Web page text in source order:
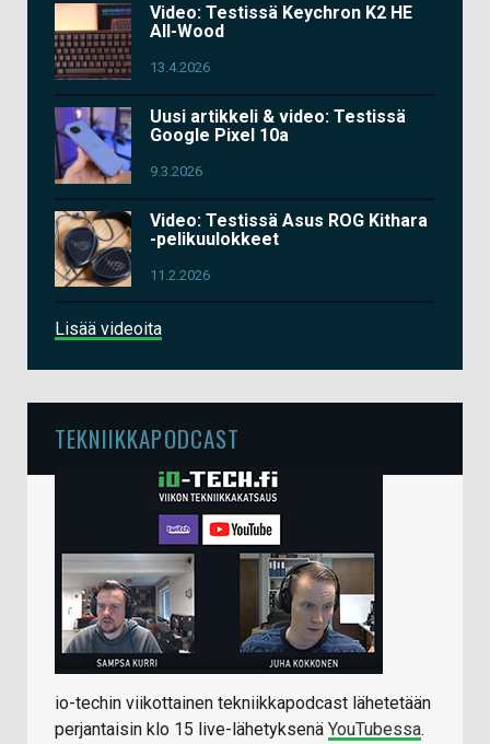
Video: Testissä Keychron K2 HE
All-Wood
13.4.2026
Uusi artikkeli & video: Testissä
Google Pixel 10a
9.3.2026
Video: Testissä Asus ROG Kithara
-pelikuulokkeet
11.2.2026
Lisää videoita
TEKNIIKKAPODCAST
io-techin viikottainen tekniikkapodcast lähetetään
perjantaisin klo 15 live-lähetyksenä YouTubessa.